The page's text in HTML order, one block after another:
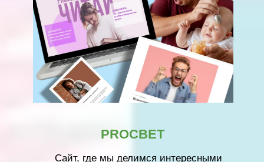
ПОДРОБНЕЙ О ПРОЕКТЕ
Рады сообщить, что благотворительный
фонд «СЕРДЦЕ – ДЕТЯМ» совместно с
институтом психологии SMART реализуют
ДЛЯ ДУШИ